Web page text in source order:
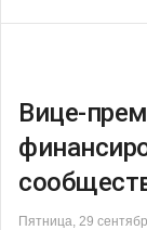
Вице-
Пятница, 29